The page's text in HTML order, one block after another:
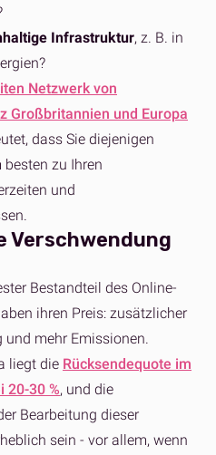
Infrastruktur, z. B. in
Netzwerk von
Großbritannien und Europa
dass Sie diejenigen
zu Ihren
und
Verschwendung
Bestandteil des Online-
ihren Preis: zusätzlicher
und mehr Emissionen.
liegt die Rücksendequote im
20-30 %, und die
Bearbeitung dieser
sein - vor allem, wenn